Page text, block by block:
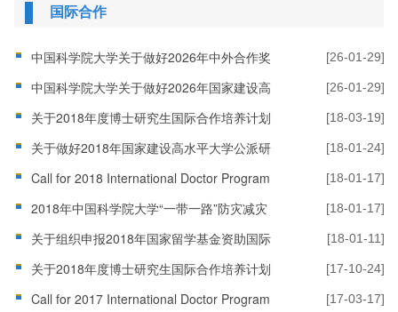
国际合作
中国科学院大学关于做好2026年中外合作奖
学金项目选派工作的通知
[26-01-29]
中国科学院大学关于做好2026年国家建设高
水平大学公派研究生项目选派工作的通知
[26-01-29]
关于2018年度博士研究生国际合作培养计划
Fraunhofer项目选派工作有关事项的通知
[18-03-19]
关于做好2018年国家建设高水平大学公派研
究生项目选派工作的通知
[18-01-24]
Call for 2018 International Doctor Program
in “The Belt and Road Initiative” Disaster
[18-01-17]
2018年中国科学院大学“一带一路”防灾减灾
博士留学生招生简章
[18-01-17]
关于组织申报2018年国家留学基金资助国际
组织实习项目的通知
[18-01-11]
关于2018年度博士研究生国际合作培养计划
DAAD项目选派工作有关事项的通知
[17-10-24]
Call for 2017 International Doctor Program
[17-03-17]